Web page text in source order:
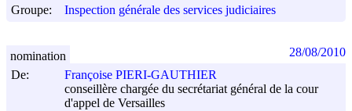
Groupe:
Inspection générale des services judiciaires
De:
Françoise PIERI-GAUTHIER
conseillère chargée du secrétariat général de la cour
d'appel de Versailles
nomination 28/08/2010